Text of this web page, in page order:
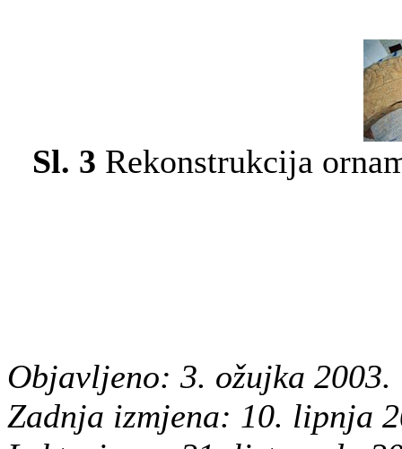
Sl. 3 Rekonstrukcija
Objavljeno: 3. ožujka 2003.
Zadnja izmjena: 10. lipnja